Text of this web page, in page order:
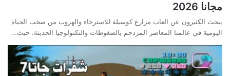
مجانا 2026
يبحث الكثيرون عن العاب مزارع كوسيلة للاسترخاء والهروب من صخب الحياة
اليومية في عالمنا المعاصر المزدحم بالضغوطات والتكنولوجيا الحديثة. حيث…